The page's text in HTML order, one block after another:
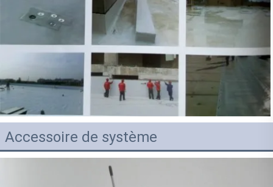
Accessoire de système